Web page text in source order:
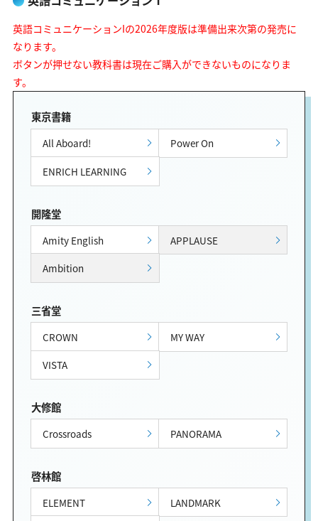
英語コミュニケーションIの2026年度版は準備出来次第の発売に
なります。
ボタンが押せない教科書は現在ご購入ができないものになりま
す。
東京書籍
All Aboard!
Power On
ENRICH LEARNING
開隆堂
Amity English
APPLAUSE
Ambition
三省堂
CROWN
MY WAY
VISTA
大修館
Crossroads PANORAMA
啓林館
ELEMENT
LANDMARK